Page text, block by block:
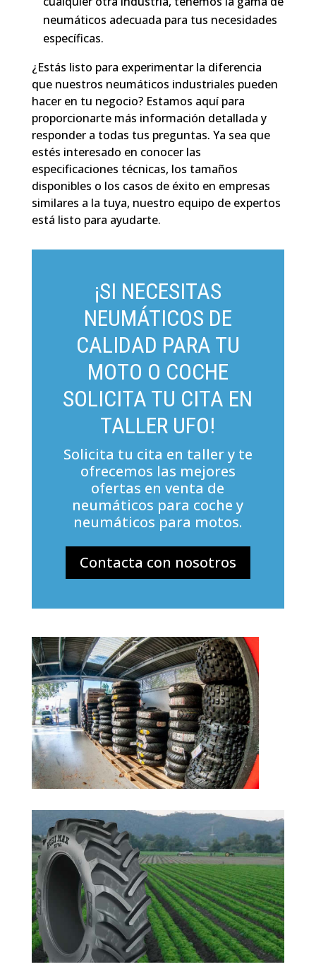
neumáticos adecuada para tus necesidades
específicas.
¿Estás listo para experimentar la diferencia
que nuestros neumáticos industriales pueden
hacer en tu negocio? Estamos aquí para
proporcionarte más información detallada y
responder a todas tus preguntas. Ya sea que
estés interesado en conocer las
especificaciones técnicas, los tamaños
disponibles o los casos de éxito en empresas
similares a la tuya, nuestro equipo de expertos
está listo para ayudarte.
¡SI NECESITAS
NEUMÁTICOS DE
CALIDAD PARA TU
MOTO O COCHE
SOLICITA TU CITA EN
TALLER UFO!
Solicita tu cita en taller y te
ofrecemos las mejores
ofertas en venta de
neumáticos para coche y
neumáticos para motos.
Contacta con nosotros